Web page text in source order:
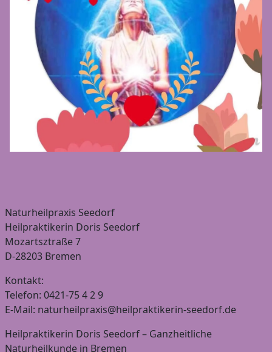
Naturheilpraxis Seedorf
Heilpraktikerin Doris Seedorf
Mozartsztraße 7
D-28203 Bremen
Kontakt:
Telefon: 0421-75 4 2 9
E-Mail: naturheilpraxis@heilpraktikerin-seedorf.de
Heilpraktikerin Doris Seedorf – Ganzheitliche
Naturheilkunde in Bremen